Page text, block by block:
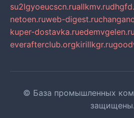
su2lgyoeucscn.ruallkmv.ru
netoen.ruweb-digest.ru
kuper-dostavka.ruedemvgelen.ru
everafterclub.orgkirillkgr.ru
© База промышленных
защищены.